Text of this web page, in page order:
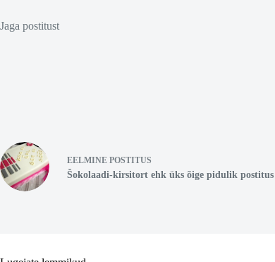
Jaga postitust
EELMINE POSTITUS
Šokolaadi-kirsitort ehk üks õige pidulik postitus